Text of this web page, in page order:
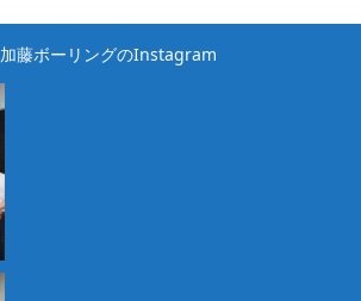
加藤ボーリングのInstagram